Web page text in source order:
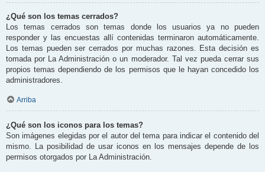
¿Qué son los temas cerrados?
Los temas cerrados son temas donde los usuarios ya no pueden
responder y las encuestas allí contenidas terminaron automáticamente.
Los temas pueden ser cerrados por muchas razones. Esta decisión es
tomada por La Administración o un moderador. Tal vez pueda cerrar sus
propios temas dependiendo de los permisos que le hayan concedido los
administradores.
Arriba
¿Qué son los iconos para los temas?
Son imágenes elegidas por el autor del tema para indicar el contenido del
mismo. La posibilidad de usar iconos en los mensajes depende de los
permisos otorgados por La Administración.